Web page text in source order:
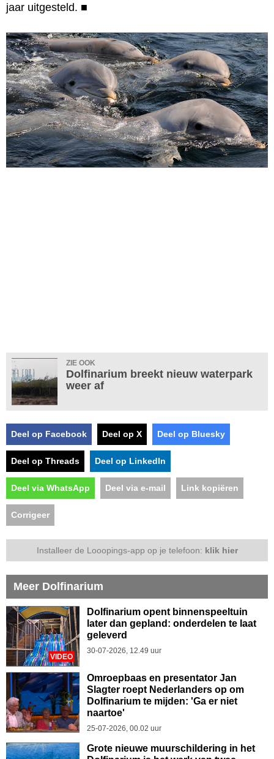
jaar uitgesteld. ■
ZIE OOK
Dolfinarium breekt nieuw waterpark
weer af
Deel op Facebook Deel op X Deel op Bluesky
Deel op Threads Deel op LinkedIn
Deel via WhatsApp Deel via e-mail Link kopiëren
Corrigeer
Installeer de Looopings-app op je telefoon: klik hier
Meer Dolfinarium
VIDEO
Dolfinarium opent binnenspeeltuin
later dan gepland: onderdelen te laat
geleverd
30-07-2026, 12.49 uur
Omroepbaas en presentator Jan
Slagter roept Nederlanders op om
Dolfinarium te mijden: 'Ga er niet
naartoe'
25-07-2026, 00.02 uur
Grote nieuwe muurschildering in het